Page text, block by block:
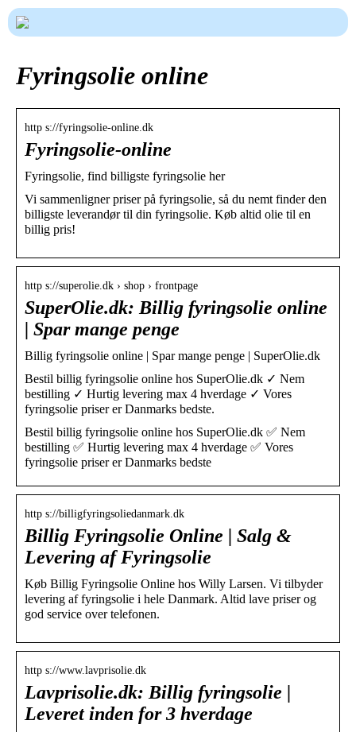
Fyringsolie online
http s://fyringsolie-online.dk
Fyringsolie-online
Fyringsolie, find billigste fyringsolie her
Vi sammenligner priser på fyringsolie, så du nemt finder den
billigste leverandør til din fyringsolie. Køb altid olie til en
billig pris!
http s://superolie.dk › shop › frontpage
SuperOlie.dk: Billig fyringsolie online
| Spar mange penge
Billig fyringsolie online | Spar mange penge | SuperOlie.dk
Bestil billig fyringsolie online hos SuperOlie.dk ✓ Nem
bestilling ✓ Hurtig levering max 4 hverdage ✓ Vores
fyringsolie priser er Danmarks bedste.
Bestil billig fyringsolie online hos SuperOlie.dk ✅ Nem
bestilling ✅ Hurtig levering max 4 hverdage ✅ Vores
fyringsolie priser er Danmarks bedste
http s://billigfyringsoliedanmark.dk
Billig Fyringsolie Online | Salg &
Levering af Fyringsolie
Køb Billig Fyringsolie Online hos Willy Larsen. Vi tilbyder
levering af fyringsolie i hele Danmark. Altid lave priser og
god service over telefonen.
http s://www.lavprisolie.dk
Lavprisolie.dk: Billig fyringsolie |
Leveret inden for 3 hverdage